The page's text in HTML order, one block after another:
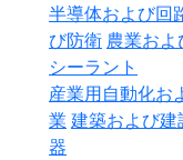
半導体および回
び防衛 農業お
シーラント
産業用自動化お
業 建築および建
器